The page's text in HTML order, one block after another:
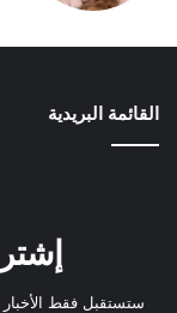
القائمة البريدية
ستستقبل فقط